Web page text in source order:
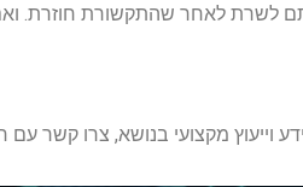
לשרת לאחר שהתקשורת חוזרת.
מקצועי בנושא, צרו קשר עם חברת בינת